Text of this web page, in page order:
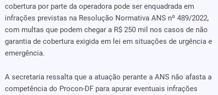
cobertura por parte da operadora pode ser enquadrada em
infrações previstas na Resolução Normativa ANS nº 489/2022,
com multas que podem chegar a R$ 250 mil nos casos de não
garantia de cobertura exigida em lei em situações de urgência e
emergência.
A secretaria ressalta que a atuação perante a ANS não afasta a
competência do Procon-DF para apurar eventuais infrações